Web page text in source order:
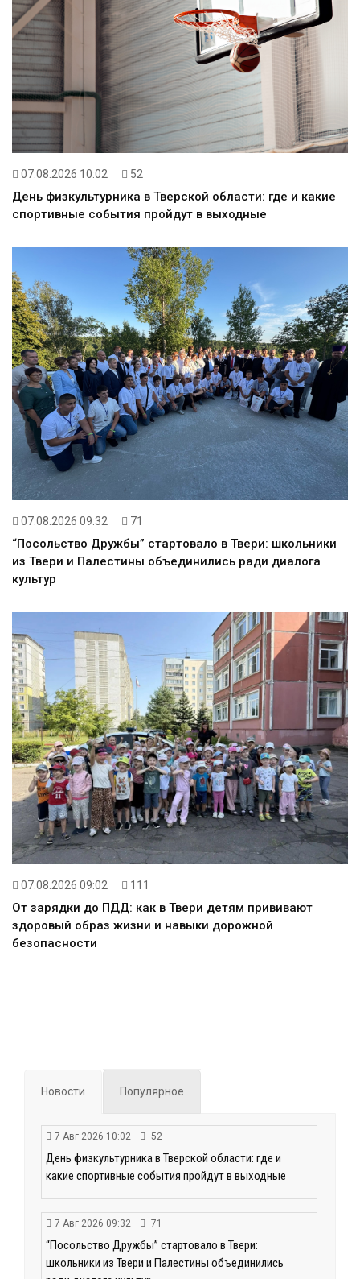
07.08.2026 10:02 52
День физкультурника в Тверской области: где и какие
спортивные события пройдут в выходные
07.08.2026 09:32 71
“Посольство Дружбы” стартовало в Твери: школьники
из Твери и Палестины объединились ради диалога
культур
07.08.2026 09:02 111
От зарядки до ПДД: как в Твери детям прививают
здоровый образ жизни и навыки дорожной
безопасности
Новости Популярное
7 Авг 2026 10:02 52
День физкультурника в Тверской области: где и
какие спортивные события пройдут в выходные
7 Авг 2026 09:32 71
“Посольство Дружбы” стартовало в Твери:
школьники из Твери и Палестины объединились